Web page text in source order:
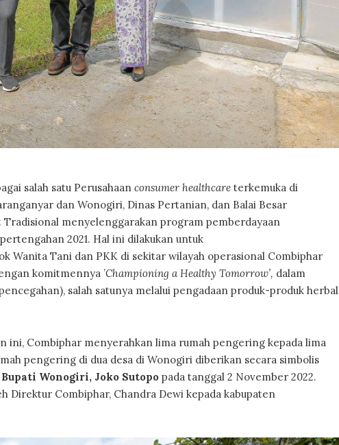
salah satu Perusahaan consumer healthcare terkemuka di
dan Wonogiri, Dinas Pertanian, dan Balai Besar
menyelenggarakan program pemberdayaan
2021. Hal ini dilakukan untuk
Wanita Tani dan PKK di sekitar wilayah operasional Combiphar
komitmennya ’Championing a Healthy Tomorrow’, dalam
salah satunya melalui pengadaan produk-produk herbal
Combiphar menyerahkan lima rumah pengering kepada lima
pengering di dua desa di Wonogiri diberikan secara simbolis
Bupati Wonogiri, Joko Sutopo pada tanggal 2 November 2022.
Direktur Combiphar, Chandra Dewi kepada kabupaten